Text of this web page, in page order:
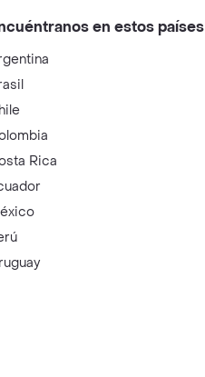
en estos países
Rica